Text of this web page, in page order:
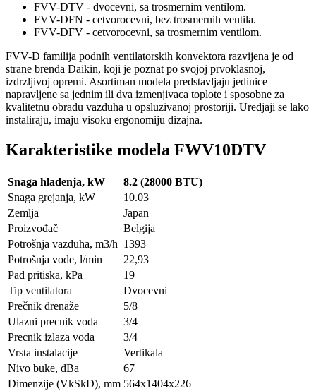
FVV-DTV - dvocevni, sa trosmernim ventilom.
FVV-DFN - cetvorocevni, bez trosmernih ventila.
FVV-DFV - cetvorocevni, sa trosmernim ventilom.
FVV-D familija podnih ventilatorskih konvektora razvijena je od
strane brenda Daikin, koji je poznat po svojoj prvoklasnoj,
izdrzljivoj opremi. Asortiman modela predstavljaju jedinice
napravljene sa jednim ili dva izmenjivaca toplote i sposobne za
kvalitetnu obradu vazduha u opsluzivanoj prostoriji. Uredjaji se lako
instaliraju, imaju visoku ergonomiju dizajna.
Karakteristike modela FWV10DTV
Snaga hlađenja, kW
8.2 (28000 BTU)
Snaga grejanja, kW
10.03
Zemlja
Japan
Proizvođač
Belgija
Potrošnja vazduha, m3/h 1393
Potrošnja vode, l/min
22,93
Pad pritiska, kPa
19
Tip ventilatora
Dvocevni
Prečnik drenaže
5/8
Ulazni precnik voda
3/4
Precnik izlaza voda
3/4
Vrsta instalacije
Vertikala
Nivo buke, dBa
67
Dimenzije (VkSkD), mm 564х1404х226